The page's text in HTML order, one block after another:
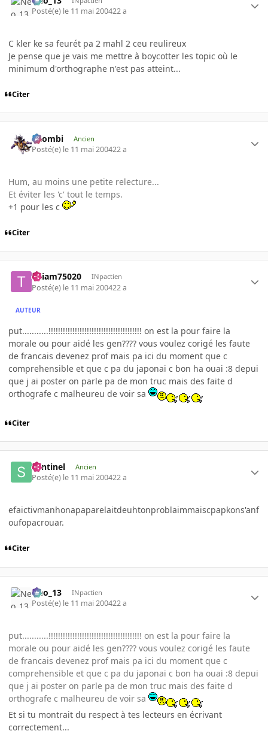
Posté(e) le 11 mai 200422 a
C kler ke sa feurét pa 2 mahl 2 ceu reulireux
Je pense que je vais me mettre à boycotter les topic où le
minimum d'orthographe n'est pas atteint...
Citer
XZombi Ancien
Posté(e) le 11 mai 200422 a
Hum, au moins une petite relecture...
Et éviter les 'c' tout le temps.
+1 pour les c
Citer
Thiam75020 INpactien
Posté(e) le 11 mai 200422 a
AUTEUR
put...........!!!!!!!!!!!!!!!!!!!!!!!!!!!!!!!!!!!!!!! on est la pour faire la
morale ou pour aidé les gen???? vous voulez corigé les faute
de francais devenez prof mais pa ici du moment que c
comprehensible et que c pa du japonai c bon ha ouai :8 depui
que j ai poster on parle pa de mon truc mais des faite d
orthografe c malheureu de voir sa
Citer
Sentinel Ancien
Posté(e) le 11 mai 200422 a
efaictivmanhonapaparelaitdeuhtonproblaimmaiscpapkons'anf
oufopacrouar.
Citer
Neo_13 INpactien
Posté(e) le 11 mai 200422 a
put...........!!!!!!!!!!!!!!!!!!!!!!!!!!!!!!!!!!!!!!! on est la pour faire la
morale ou pour aidé les gen???? vous voulez corigé les faute
de francais devenez prof mais pa ici du moment que c
comprehensible et que c pa du japonai c bon ha ouai :8 depui
que j ai poster on parle pa de mon truc mais des faite d
orthografe c malheureu de voir sa
Et si tu montrait du respect à tes lecteurs en écrivant
correctement...